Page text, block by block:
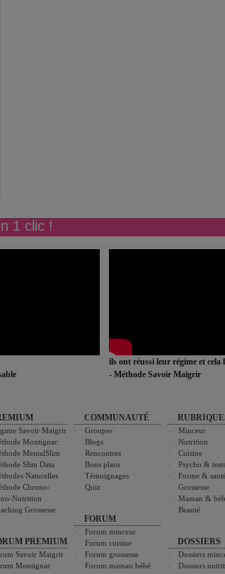
1 clic !
ils ont réussi leur régime et cela
- Méthode Savoir Maigrir
Savoir Maigrir
Montignac
MentalSlim
Slim Data
Naturelles
Chrono-
Nutrition
Grossesse
PREMIUM
Savoir Maigrir
Montignac
COMMUNAUTÉ
Groupes
Blogs
Rencontres
Bons plans
Témoignages
Quiz
FORUM
Forum minceur
Forum cuisine
Forum grossesse
Forum maman bébé
Minceur
Nutrition
Cuisine
Psycho & tests
Forme &
Grossesse
Maman &
Beauté
DOSSIERS
Dossiers
Dossiers